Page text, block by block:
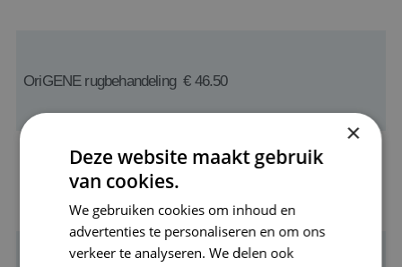
OriGENE rugbehandeling € 46.50
Verbandmiddelen, tape € 14,00
×
Deze website maakt gebruik
van cookies.
We gebruiken cookies om inhoud en
advertenties te personaliseren en om ons
verkeer te analyseren. We delen ook